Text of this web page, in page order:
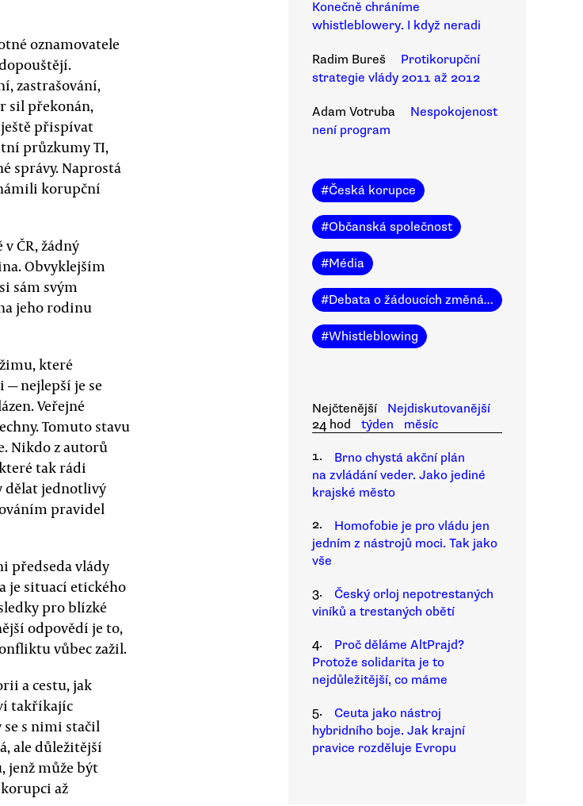
oznamovatele
zastrašování,
sil překonán,
přispívat
průzkumy TI,
správy. Naprostá
korupční
ČR, žádný
Obvyklejším
sám svým
jeho rodinu
které
— nejlepší je se
Veřejné
Tomuto stavu
Nikdo z autorů
tak rádi
dělat jednotlivý
pravidel
předseda vlády
je situací etického
pro blízké
odpovědí je to,
vůbec zažil.
a cestu, jak
takříkajíc
se s nimi stačil
ale důležitější
jenž může být
až
Konečně chráníme
whistleblowery. I když neradi
Radim Bureš
Protikorupční
strategie vlády 2011 až 2012
Adam Votruba
Nespokojenost
není program
#Česká korupce
#Občanská společnost
#Média
#Debata o žádoucích změnách
#Whistleblowing
Nejčtenější
Nejdiskutovanější
24 hod
týden
měsíc
1.
Brno chystá akční plán
na zvládání veder. Jako jediné
krajské město
2.
Homofobie je pro vládu jen
jedním z nástrojů moci. Tak jako
vše
3.
Český orloj nepotrestaných
viníků a trestaných obětí
4.
Proč děláme AltPrajd?
Protože solidarita je to
nejdůležitější, co máme
5.
Ceuta jako nástroj
hybridního boje. Jak krajní
pravice rozděluje Evropu